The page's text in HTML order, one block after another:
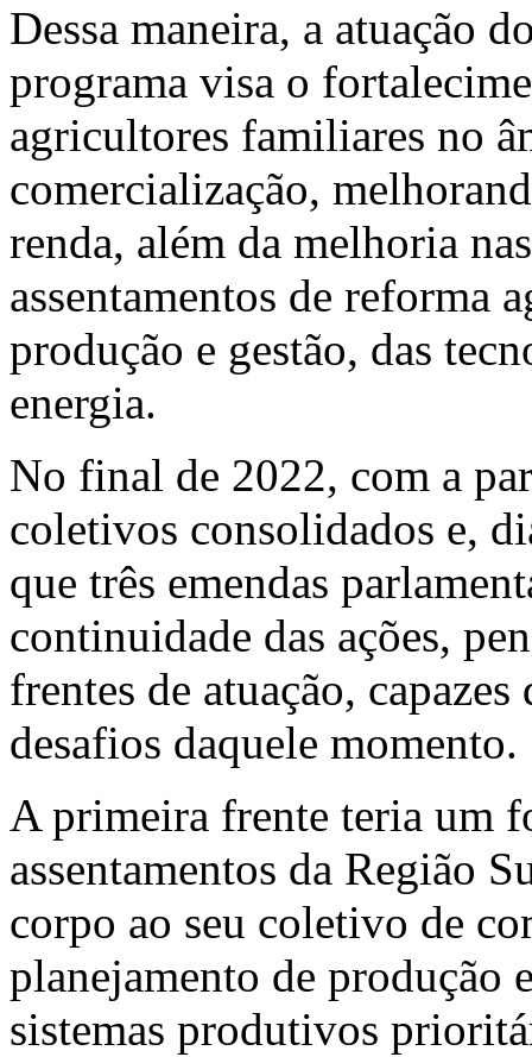
Dessa maneira, a atuação
programa visa o
agricultores familiares no
comercialização,
renda, além da melhoria
assentamentos de reforma
produção e gestão, das
energia.
No final de 2022, com a
coletivos consolidados e,
que três emendas
continuidade das ações,
frentes de atuação,
desafios daquele momento.
A primeira frente teria um
assentamentos da Região
corpo ao seu coletivo de
planejamento de produção
sistemas produtivos